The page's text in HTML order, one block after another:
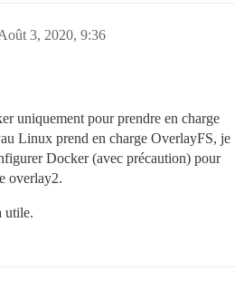
3, 2020, 9:36
uniquement pour prendre en charge
Linux prend en charge OverlayFS, je
Docker (avec précaution) pour
overlay2.
utile.